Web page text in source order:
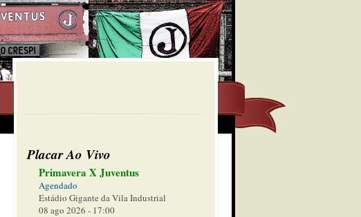
Placar Ao Vivo
Primavera X Juventus
Agendado
Estádio Gigante da Vila Industrial
08 ago 2026 - 17:00